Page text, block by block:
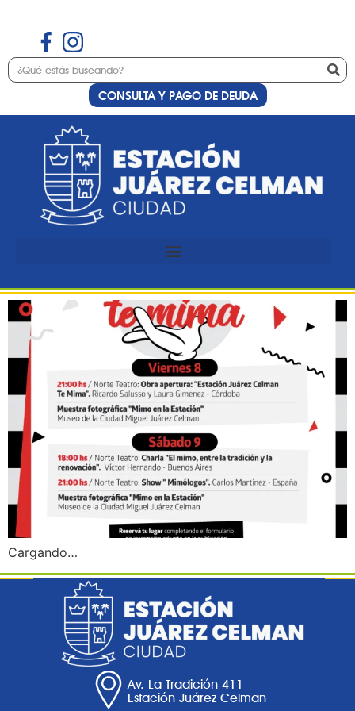
CONSULTA Y PAGO DE DEUDA
Etiqueta:cerca
Inscripción al encuentro de
mimos «Estación Juárez
Cargando…
Av. La Tradición 411
Estación Juárez Celman